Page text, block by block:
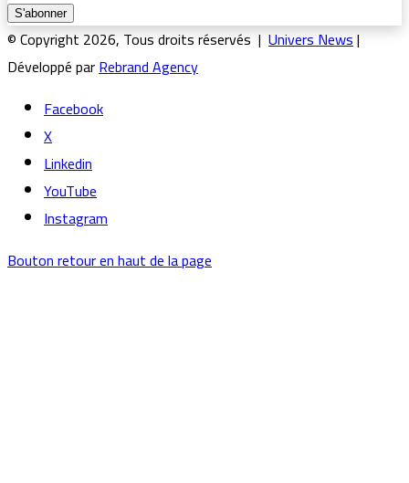
© Copyright 2026, Tous droits réservés |Univers News|
Développé parRebrand Agency
Facebook
X
Linkedin
YouTube
Instagram
Bouton retour en haut de la page